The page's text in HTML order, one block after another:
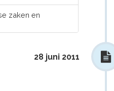
zaken en
28 juni 2011